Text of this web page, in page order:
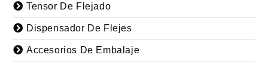
Tensor De Flejado
Dispensador De Flejes
Accesorios De Embalaje